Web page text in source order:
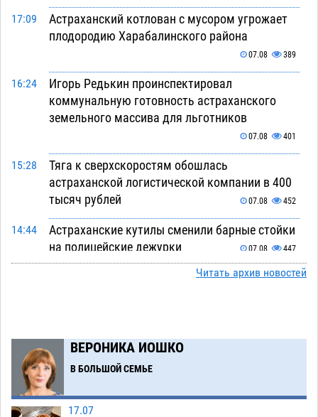
17:09
Астраханский котлован с мусором угрожает
плодородию Харабалинского района
07.08 389
16:24
Игорь Редькин проинспектировал
коммунальную готовность астраханского
земельного массива для льготников
07.08 401
15:28
Тяга к сверхскоростям обошлась
астраханской логистической компании в 400
тысяч рублей
07.08 452
14:44
Астраханские кутилы сменили барные стойки
на полицейские дежурки
07.08 447
С 11 августа астраханские водоемы
13:29
Астраханский аэропорт попробует отбиться
от ворон в апелляционном суде
12:53
Астраханские археологи откопали древнюю
помойку
Читать архив новостей
ВЕРОНИКА ИОШКО
В БОЛЬШОЙ СЕМЬЕ
17.07